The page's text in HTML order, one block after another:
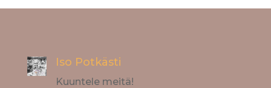
Iso Potkästi
Kuuntele meitä!